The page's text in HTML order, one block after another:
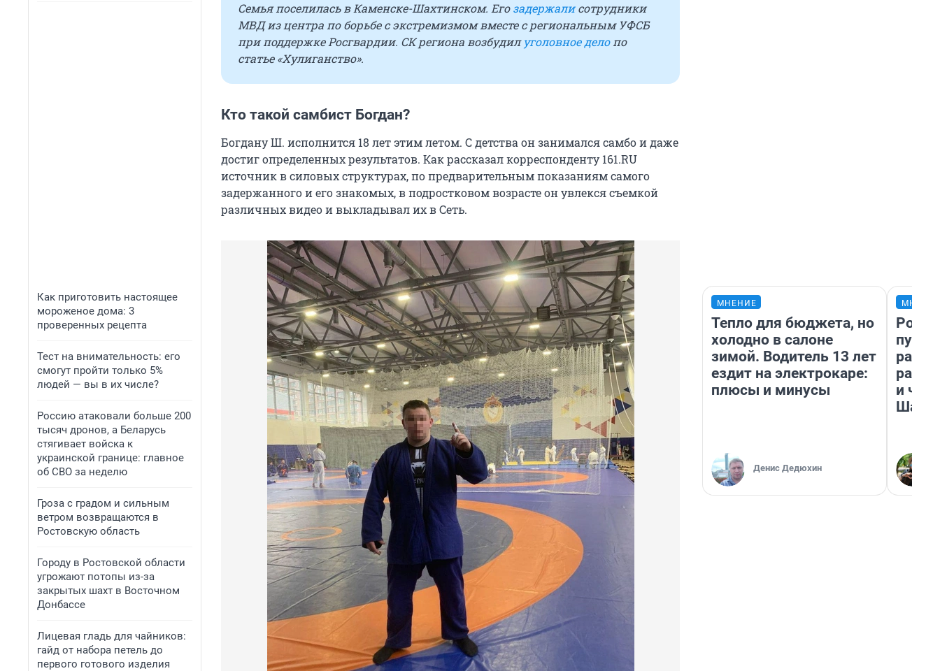
Как приготовить настоящее
мороженое дома: 3
проверенных рецепта
Тест на внимательность: его
смогут пройти только 5%
людей — вы в их числе?
Россию атаковали больше 200
тысяч дронов, а Беларусь
стягивает войска к
украинской границе: главное
об СВО за неделю
Гроза с градом и сильным
ветром возвращаются в
Ростовскую область
Городу в Ростовской области
угрожают потопы из-за
закрытых шахт в Восточном
Донбассе
Лицевая гладь для чайников:
гайд от набора петель до
первого готового изделия
Семья поселилась в Каменске-Шахтинском. Егозадержалисотрудники
МВД из центра по борьбе с экстремизмом вместе с региональным УФСБ
при поддержке Росгвардии. СК региона возбудилуголовное делопо
статье «Хулиганство».
Кто такой самбист Богдан?
Богдану Ш. исполнится 18 лет этим летом. С детства он занимался самбо и даже
достиг определенных результатов. Как рассказал корреспонденту 161.RU
источник в силовых структурах, по предварительным показаниям самого
задержанного и его знакомых, в подростковом возрасте он увлекся съемкой
различных видео и выкладывал их в Сеть.
МНЕНИЕ
Тепло для бюджета, но
холодно в салоне
зимой. Водитель 13 лет
ездит на электрокаре:
плюсы и минусы
Денис Дедюхин
и чем